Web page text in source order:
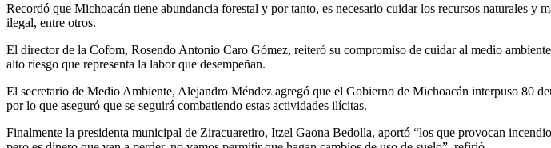
Recordó que Michoacán tiene abundancia forestal y por tanto, es necesario cuidar los recursos naturales y
ilegal, entre otros.
El director de la Cofom, Rosendo Antonio Caro Gómez, reiteró su compromiso de cuidar al medio
alto riesgo que representa la labor que desempeñan.
El secretario de Medio Ambiente, Alejandro Méndez agregó que el Gobierno de Michoacán interpuso 80
por lo que aseguró que se seguirá combatiendo estas actividades ilícitas.
Finalmente la presidenta municipal de Ziracuaretiro, Itzel Gaona Bedolla, aportó “los que provocan